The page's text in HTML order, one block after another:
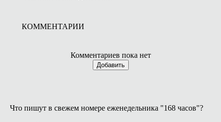
КОММЕНТАРИИ
Комментариев пока нет
Добавить
Что пишут в свежем номере еженедельника "168 часов"?